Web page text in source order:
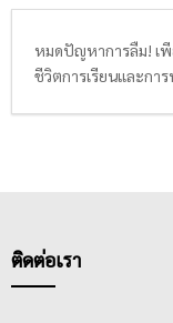
หมดปัญหาการลืม! เพี
ชีวิตการเรียนและกา
เขียนรายละเอียดข
ติดต่อเรา